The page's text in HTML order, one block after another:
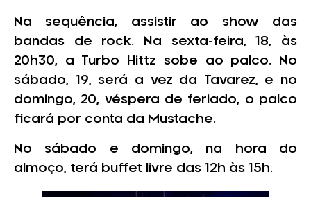
Na sequência, assistir ao show das
bandas de rock. Na sexta-feira, 18, às
20h30, a Turbo Hittz sobe ao palco. No
sábado, 19, será a vez da Tavarez, e no
domingo, 20, véspera de feriado, o palco
ficará por conta da Mustache.
No sábado e domingo, na hora do
almoço, terá buffet livre das 12h às 15h.